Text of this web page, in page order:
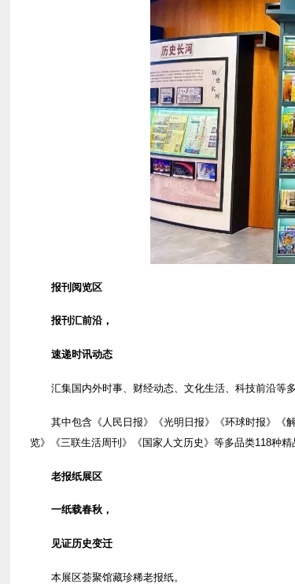
报刊阅览区
报刊汇前沿，
速递时讯动态
汇集国内外时事、财经动态、文化生活、科技前沿等
其中包含《人民日报》《光明日报》《环球时报》《
览》《三联生活周刊》《国家人文历史》等多品类118种
老报纸展区
一纸载春秋，
见证历史变迁
本展区荟聚馆藏珍稀老报纸。